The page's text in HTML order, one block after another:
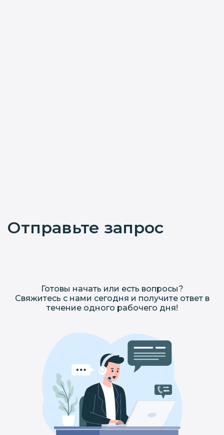
Отправьте запрос
Готовы начать или есть вопросы?
Свяжитесь с нами сегодня и получите ответ в
течение одного рабочего дня!